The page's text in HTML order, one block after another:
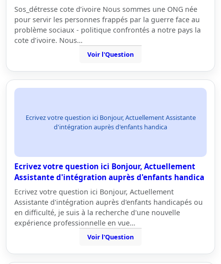
Sos_détresse cote d’ivoire Nous sommes une ONG née
pour servir les personnes frappés par la guerre face au
problème sociaux - politique confrontés a notre pays la
cote d’ivoire. Nous…
Voir l'Question
Ecrivez votre question ici Bonjour, Actuellement Assistante
d'intégration auprès d'enfants handica
Ecrivez votre question ici Bonjour, Actuellement
Assistante d'intégration auprès d'enfants handica
Ecrivez votre question ici Bonjour, Actuellement
Assistante d'intégration auprès d'enfants handicapés ou
en difficulté, je suis à la recherche d'une nouvelle
expérience professionnelle en vue…
Voir l'Question